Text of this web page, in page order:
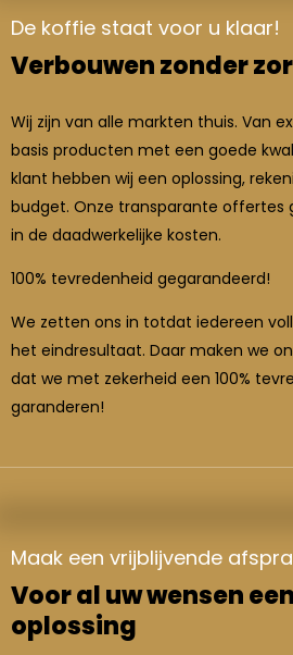
De koffie staat voor u klaar!
Verbouwen zonder
Wij zijn van alle markten thuis. Van
basis producten met een goede
klant hebben wij een oplossing,
budget. Onze transparante offertes
in de daadwerkelijke kosten.
100% tevredenheid gegarandeerd!
We zetten ons in totdat iedereen
het eindresultaat. Daar maken we
dat we met zekerheid een 100%
garanderen!
Maak een vrijblijvende
Voor al uw wensen
oplossing